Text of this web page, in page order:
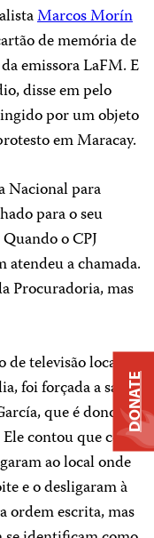
Marcos Morín
de memória de
emissora LaFM. E
disse em pelo
por um objeto
em Maracay.
Nacional para
para o seu
o CPJ
a chamada.
Procuradoria, mas
televisão local
foi forçada a sair
que é dono e
contou que cerca
ao local onde
e o desligaram à
ordem escrita, mas
DONATE